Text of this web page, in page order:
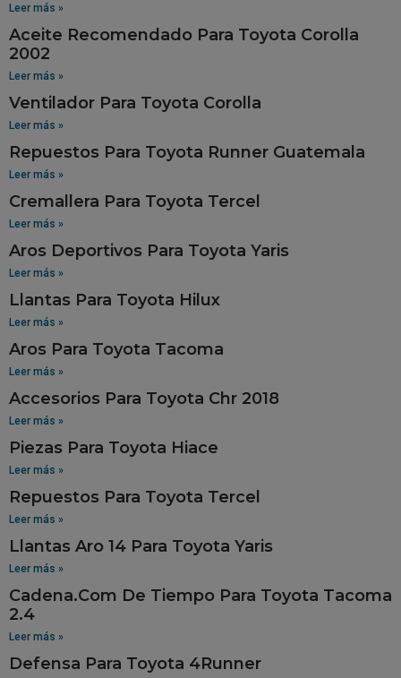
Leer más »
Aceite Recomendado Para Toyota Corolla
2002
Leer más »
Ventilador Para Toyota Corolla
Leer más »
Repuestos Para Toyota Runner Guatemala
Leer más »
Cremallera Para Toyota Tercel
Leer más »
Aros Deportivos Para Toyota Yaris
Leer más »
Llantas Para Toyota Hilux
Leer más »
Aros Para Toyota Tacoma
Leer más »
Accesorios Para Toyota Chr 2018
Leer más »
Piezas Para Toyota Hiace
Leer más »
Repuestos Para Toyota Tercel
Leer más »
Llantas Aro 14 Para Toyota Yaris
Leer más »
Cadena.Com De Tiempo Para Toyota Tacoma
2.4
Leer más »
Defensa Para Toyota 4Runner